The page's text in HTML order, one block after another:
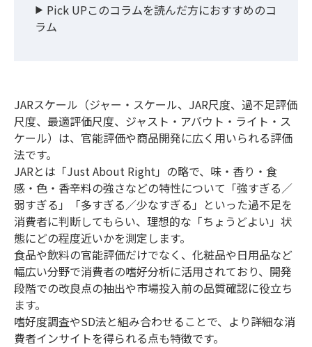
Pick UPこのコラムを読んだ方におすすめのコ
ラム
JARスケール（ジャー・スケール、JAR尺度、過不足評価
尺度、最適評価尺度、ジャスト・アバウト・ライト・ス
ケール）は、官能評価や商品開発に広く用いられる評価
法です。
JARとは「Just About Right」の略で、味・香り・食
感・色・香辛料の強さなどの特性について「強すぎる／
弱すぎる」「多すぎる／少なすぎる」といった過不足を
消費者に判断してもらい、理想的な「ちょうどよい」状
態にどの程度近いかを測定します。
食品や飲料の官能評価だけでなく、化粧品や日用品など
幅広い分野で消費者の嗜好分析に活用されており、開発
段階での改良点の抽出や市場投入前の品質確認に役立ち
ます。
嗜好度調査やSD法と組み合わせることで、より詳細な消
費者インサイトを得られる点も特徴です。